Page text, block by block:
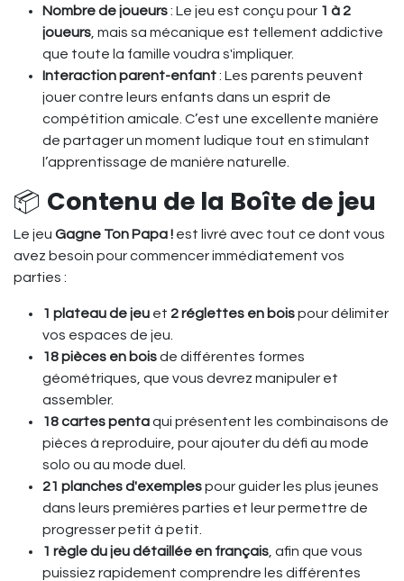
Nombre de joueurs: Le jeu est conçu pour 1 à 2
joueurs , mais sa mécanique est tellement addictive
que toute la famille voudra s'impliquer.
Interaction parent-enfant: Les parents peuvent
jouer contre leurs enfants dans un esprit de
compétition amicale. C’est une excellente manière
de partager un moment ludique tout en stimulant
l’apprentissage de manière naturelle.
📦 Contenu de la Boîte de jeu
Le jeu Gagne Ton Papa ! est livré avec tout ce dont vous
avez besoin pour commencer immédiatement vos
parties :
1 plateau de jeu et 2 réglettes en boispour délimiter
vos espaces de jeu.
18 pièces en boisde différentes formes
géométriques, que vous devrez manipuler et
assembler.
18 cartes pentaqui présentent les combinaisons de
pièces à reproduire, pour ajouter du défi au mode
solo ou au mode duel.
21 planches d'exemplespour guider les plus jeunes
dans leurs premières parties et leur permettre de
progresser petit à petit.
1 règle du jeu détaillée en français , afin que vous
puissiez rapidement comprendre les différentes